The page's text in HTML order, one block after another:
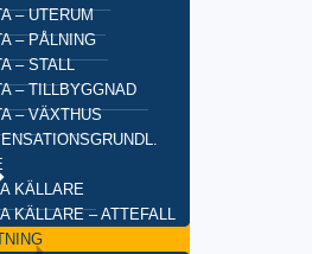
– UTERUM
– PÅLNING
– STALL
– TILLBYGGNAD
– VÄXTHUS
KÄLLARE
KÄLLARE – ATTEFALL